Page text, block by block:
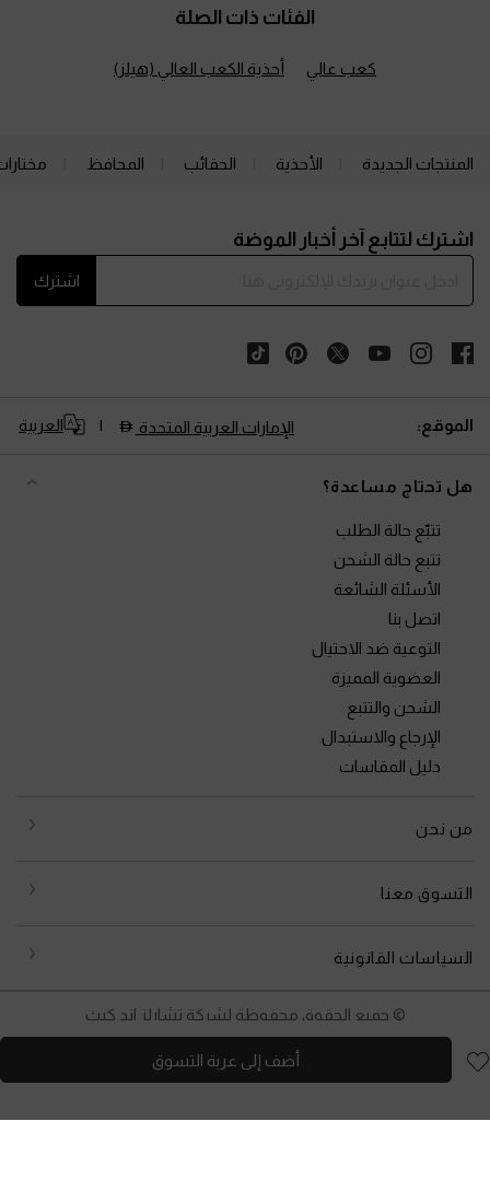
أضف إلى عربة التسوق
الفئات ذات الصلة
كعب عالي أحذية الكعب العالي (هيلز)
المنتجات الجديدة الأحذية الحقائب المحافظ
اشترك لتتابع آخر أخبار الموضة
اشترك
الموقع: الإمارات العربية المتحدة العربية
هل تحتاج مساعدة؟
تتبّع حالة الطلب
تتبع حالة الشحن
الأسئلة الشائعة
اتصل بنا
التوعية ضد الاحتيال
العضوية المميزة
الشحن والتتبع
الإرجاع والاستبدال
دليل المقاسات
من نحن
التسوق معنا
السياسات القانونية
© جميع الحقوق محفوظة لشركة تشارلز اند كيث